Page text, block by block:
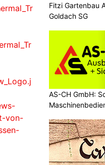
von-
Fitzi Gartenbau
Goldach SG
AS-CH GmbH: